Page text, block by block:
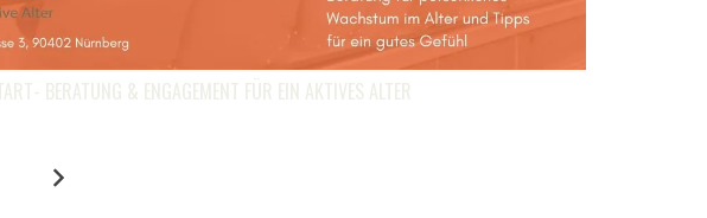
BERATUNG & ENGAGEMENT FÜR EIN AKTIVES ALTER